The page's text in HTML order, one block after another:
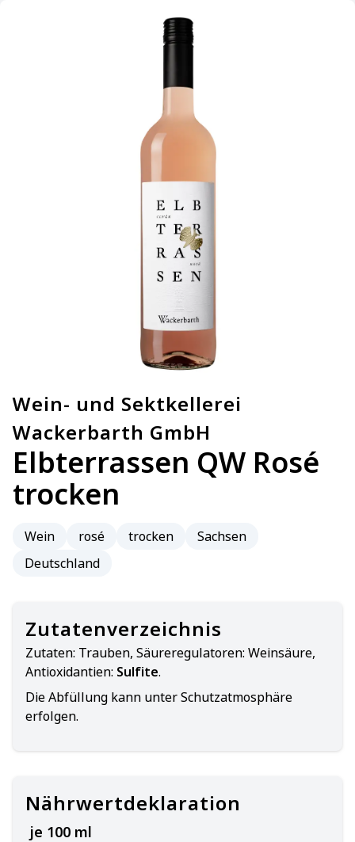
Wein- und Sektkellerei
Wackerbarth GmbH
Elbterrassen QW Rosé
trocken
Wein rosé trocken
Sachsen
Deutschland
Zutatenverzeichnis
Zutaten: Trauben, Säureregulatoren: Weinsäure,
Antioxidantien: Sulfite.
Die Abfüllung kann unter Schutzatmosphäre
erfolgen.
Nährwertdeklaration
je 100 ml